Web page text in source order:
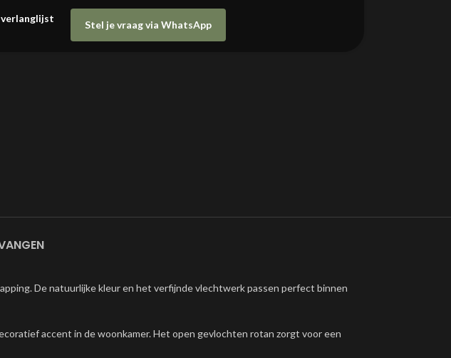
Stel je vraag via WhatsApp
De natuurlijke kleur en het verfijnde vlechtwerk passen perfect binnen
accent in de woonkamer. Het open gevlochten rotan zorgt voor een